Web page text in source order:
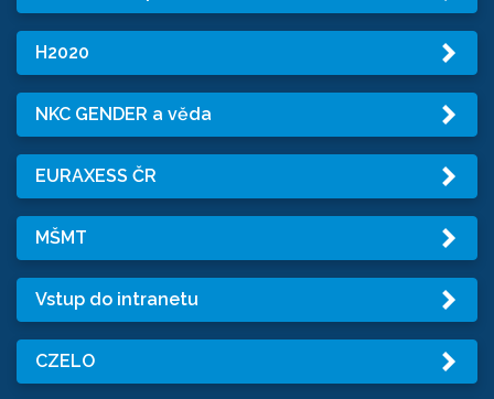
H2020
NKC GENDER a věda
EURAXESS ČR
MŠMT
Vstup do intranetu
CZELO